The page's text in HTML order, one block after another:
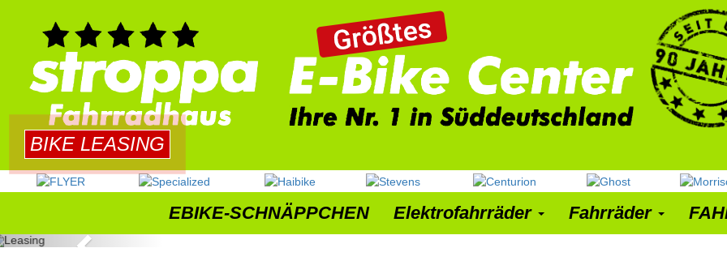
BIKE LEASING
EBIKE-SCHNÄPPCHEN Elektrofahrräder Fahrräder
Previous